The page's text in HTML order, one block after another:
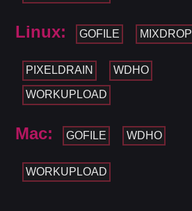
Linux: GOFILE MIXDROP
PIXELDRAIN WDHO
WORKUPLOAD
Mac: GOFILE WDHO
WORKUPLOAD